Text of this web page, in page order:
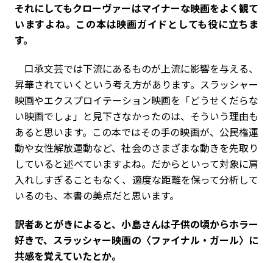
――それにしてもクローヴァーはマイナーな映画をよく観て
いますよね。この本は映画ガイドとしても役に立ちま
す。
口承文芸では下流にあるものが上流に影響を与える、
昇華されていくという考え方があります。スラッシャー
映画やエクスプロイテーション映画を「どうせくだらな
い映画でしょ」と見下さなかったのは、そういう理由も
あると思います。この本ではその手の映画が、公民権運
動や女性解放運動など、社会のさまざまな動きを先取り
していると述べていますよね。だからといって対象に肩
入れしすぎることもなく、適度な距離を保って分析して
いるのも、本書の美点だと思います。
――訳者あとがきによると、小島さんは子供の頃からホラー
好きで、スラッシャー映画の〈ファイナル・ガール〉に
共感を覚えていたとか。